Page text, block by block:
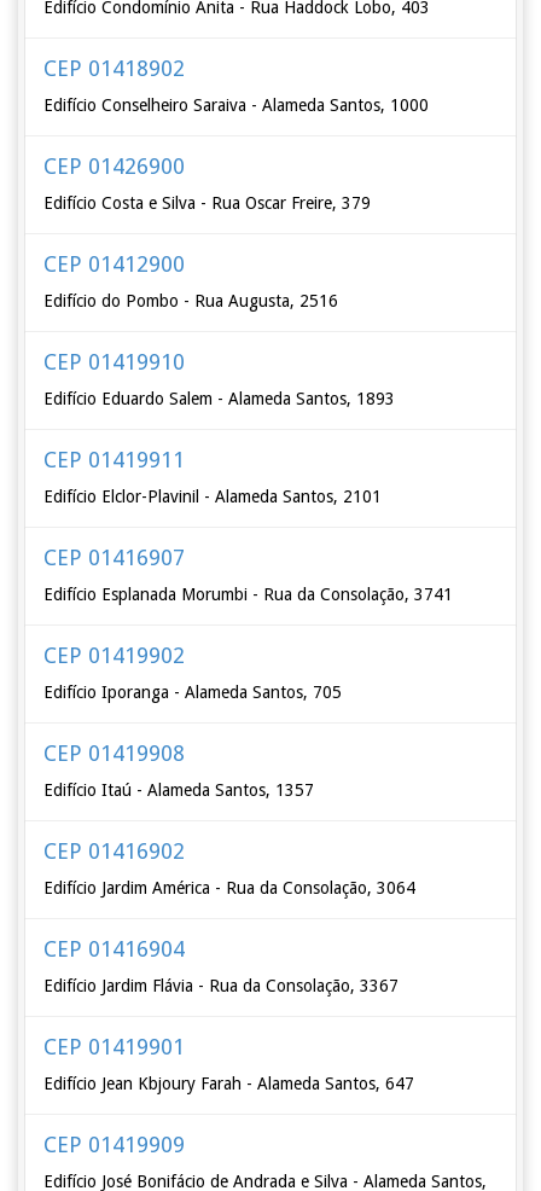
Edifício Condomínio Anita - Rua Haddock Lobo, 403
CEP 01418902
Edifício Conselheiro Saraiva - Alameda Santos, 1000
CEP 01426900
Edifício Costa e Silva - Rua Oscar Freire, 379
CEP 01412900
Edifício do Pombo - Rua Augusta, 2516
CEP 01419910
Edifício Eduardo Salem - Alameda Santos, 1893
CEP 01419911
Edifício Elclor-Plavinil - Alameda Santos, 2101
CEP 01416907
Edifício Esplanada Morumbi - Rua da Consolação, 3741
CEP 01419902
Edifício Iporanga - Alameda Santos, 705
CEP 01419908
Edifício Itaú - Alameda Santos, 1357
CEP 01416902
Edifício Jardim América - Rua da Consolação, 3064
CEP 01416904
Edifício Jardim Flávia - Rua da Consolação, 3367
CEP 01419901
Edifício Jean Kbjoury Farah - Alameda Santos, 647
CEP 01419909
Edifício José Bonifácio de Andrada e Silva - Alameda Santos,